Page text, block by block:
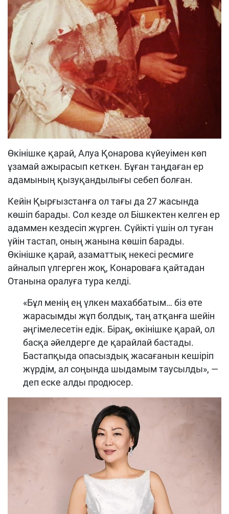
Өкінішке қарай, Алуа Қонарова күйеуімен көп
ұзамай ажырасып кеткен. Бұған таңдаған ер
адамының қызуқандылығы себеп болған.
Кейін Қырғызстанға ол тағы да 27 жасында
көшіп барады. Сол кезде ол Бішкектен келген ер
адаммен кездесіп жүрген. Сүйікті үшін ол туған
үйін тастап, оның жанына көшіп барады.
Өкінішке қарай, азаматтық некесі ресмиге
айналып үлгерген жоқ, Конароваға қайтадан
Отанына оралуға тура келді.
«Бұл менің ең үлкен махаббатым… біз өте
жарасымды жұп болдық, таң атқанға шейін
әңгімелесетін едік. Бірақ, өкінішке қарай, ол
басқа әйелдерге де қарайлай бастады.
Бастапқыда опасыздық жасағанын кешіріп
жүрдім, ал соңында шыдамым таусылды», —
деп еске алды продюсер.